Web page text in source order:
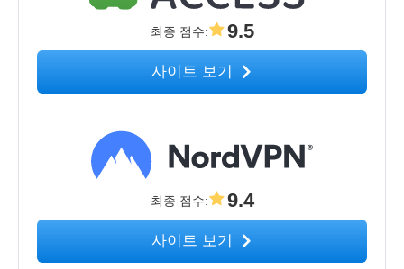
최종 점수: 9.5
사이트 보기
최종 점수: 9.4
사이트 보기